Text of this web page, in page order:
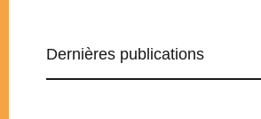
Dernières publications